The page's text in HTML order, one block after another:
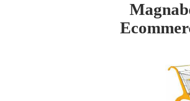
Ecommerce
Ecommerce